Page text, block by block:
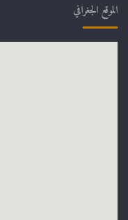
الموقع الجغرافي